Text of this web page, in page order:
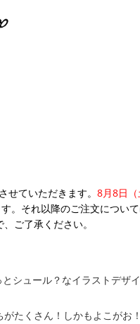
ていただきます。 8月8日
。それ以降のご注文につい
ご了承ください。
シュール？なイラストデザ
たくさん！しかもよこがお！